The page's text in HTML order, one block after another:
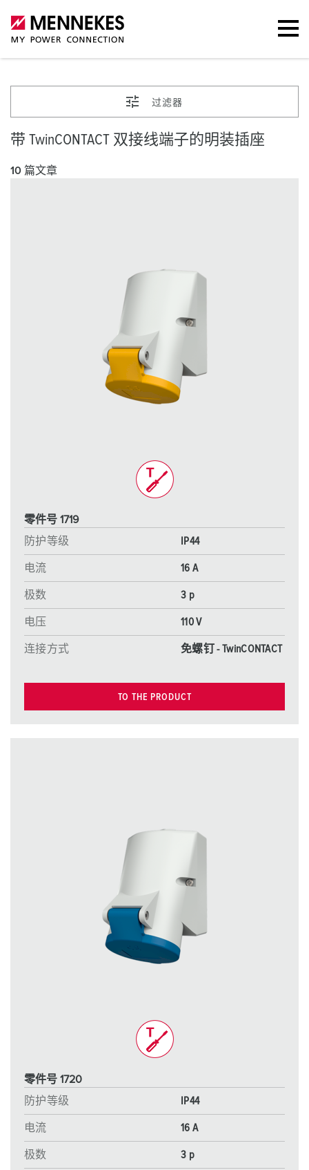
过滤器
带 TwinCONTACT 双接线端子的明装插座
10 篇文章
零件号 1719
防护等级
IP44
电流 16 A
极数 3 p
电压 110 V
连接方式 免螺钉 - TwinCONTACT
TO THE PRODUCT
零件号 1720
防护等级
IP44
电流 16 A
极数 3 p